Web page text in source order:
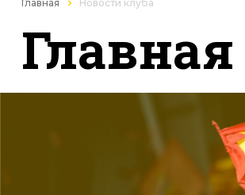
Главная Новости клуба